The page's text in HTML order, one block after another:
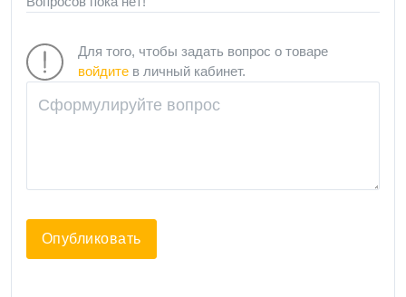
Для того, чтобы задать вопрос о товаре
войдите в личный кабинет.
Опубликовать